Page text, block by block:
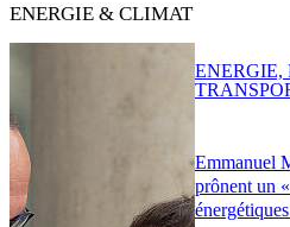
ENERGIE & CLIMAT
Emmanuel
prônent un
ENERGIE,